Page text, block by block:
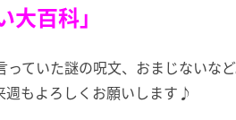
大百科」
ていた謎の呪文、おまじないな
週もよろしくお願いします♪